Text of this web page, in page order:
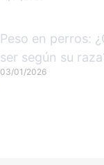
Peso en perros:
ser según su
03/01/2026